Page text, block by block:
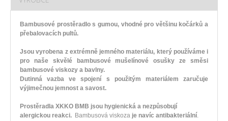
Bambusové prostěradlo s gumou, vhodné pro většinu kočárků a
přebalovacích pultů.
Jsou vyrobena z extrémně jemného materiálu, který používáme i
pro naše skvělé bambusové mušelínové osušky ze směsi
bambusové viskozy a bavlny.
Dutinná vazba ve spojení s použitým materiálem zaručuje
výjimečnou jemnost a savost.
Prostěradla XKKO BMB jsou hygienická a nezpůsobují
alergickou reakci. Bambusová viskoza je navíc antibakteriální.